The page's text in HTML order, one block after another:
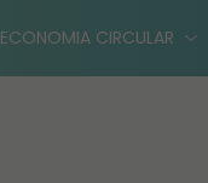
ECONOMIA CIRCULAR